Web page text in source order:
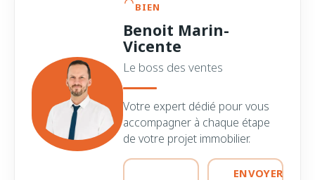
BIEN
Benoit Marin-
Vicente
Le boss des ventes
Votre expert dédié pour vous
accompagner à chaque étape
de votre projet immobilier.
ENVOYER